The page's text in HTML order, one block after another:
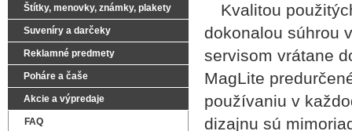
Kvalitou
dokonalou súhrou
servisom vrátane
MagLite
používaniu v
dizajnu sú
Štítky, menovky, známky, plakety
Suveníry a darčeky
Reklamné predmety
Poháre a čaše
Akcie a výpredaje
FAQ